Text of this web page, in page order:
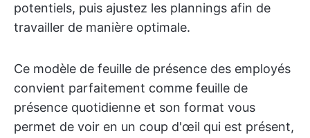
potentiels, puis ajustez les plannings afin de
travailler de manière optimale.
Ce modèle de feuille de présence des employés
convient parfaitement comme feuille de
présence quotidienne et son format vous
permet de voir en un coup d'œil qui est présent,